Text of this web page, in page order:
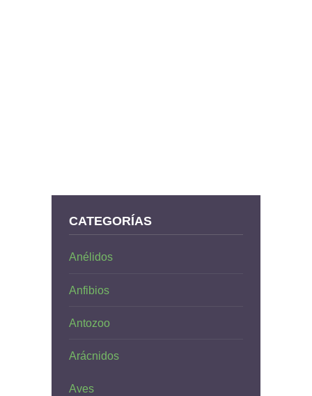
CATEGORÍAS
Anélidos
Anfibios
Antozoo
Arácnidos
Aves